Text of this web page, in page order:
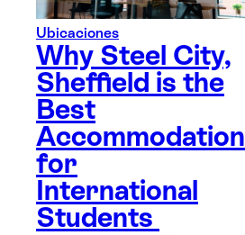
Ubicaciones
Why Steel City,
Sheffield is the
Best
Accommodation
for
International
Students